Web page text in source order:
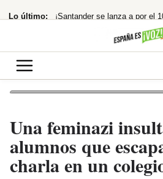
al Lo último:
Una feminazi
alumnos que
charla en un